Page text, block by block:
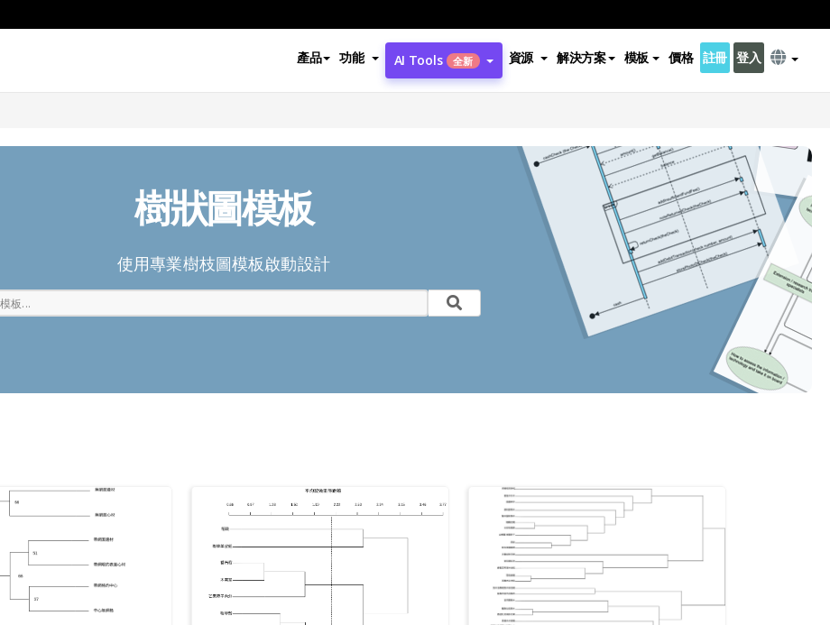
產品 功能 AI Tools 全新 資源 解決方案 模板 價格 註冊 登入
樹狀圖模板
使用專業樹枝圖模板啟動設計